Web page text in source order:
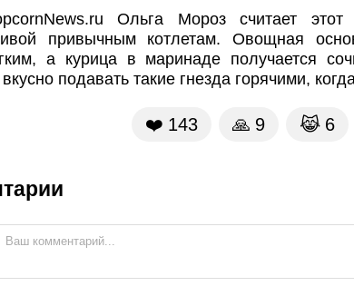
Ольга Мороз считает этот
привычным котлетам. Овощная
а курица в маринаде получается
подавать такие гнезда горячими,
❤️ 143 🙏 9 😹 6